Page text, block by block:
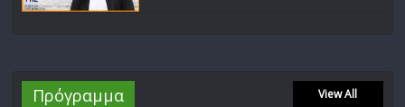
Πρόγραμμα View All